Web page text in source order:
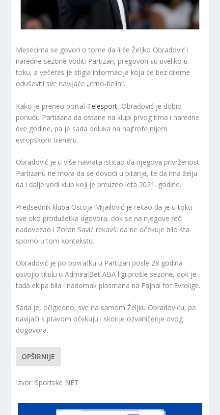
Mesecima se govori o tome da li će Željko Obradović i
naredne sezone voditi Partizan, pregovori su uveliko u
toku, a večeras je stigla informacija koja će bez dileme
oduševiti sve navijače „crno-belih“.
Kako je preneo portal Telesport, Obradović je dobio
ponudu Partizana da ostane na klupi prvog tima i naredne
dve godine, pa je sada odluka na najtrofejnijem
evropskom treneru.
Obradović je u više navrata isticao da njegova privrženost
Partizanu ne mora da se dovodi u pitanje, te da ima želju
da i dalje vodi klub koji je preuzeo leta 2021. godine.
Predsednik kluba Ostoja Mijailović je rekao da je u toku
sve oko produžetka ugovora, dok se na njegove reči
nadovezao i Zoran Savić rekavši da ne očekuje bilo šta
sporno u tom kontekstu.
Obradović je po povratku u Partizan posle 28 godina
osvojio titulu u AdmiralBet ABA ligi prošle sezone, dok je
tada ekipa bila i nadomak plasmana na Fajnal for Evrolige.
Sada je, očigledno, sve na samom Željku Obradoviću, pa
navijači s pravom očekuju i skorije ozvaničenje ovog
dogovora.
OPŠIRNIJE
Izvor: Sportske NET